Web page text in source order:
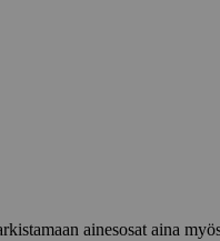
ainesosat aina